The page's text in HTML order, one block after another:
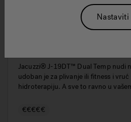
J-19DT PowerPro™
Jacuzzi® J-19DT™ Dual Temp nudi
udoban je za plivanje ili fitness i
hidroterapiju. A sve to ravno u
€€€€€
Nastaviti